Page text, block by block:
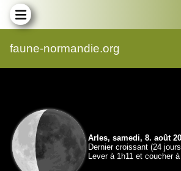
faune-normandie.org
Arles, samedi, 8. août
Dernier croissant (24
Lever à 1h11 et coucher